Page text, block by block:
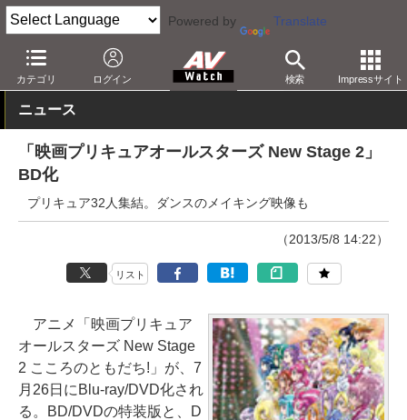
Powered by Translate
カテゴリ ログイン 検索 Impressサイト
AV Watch コンテンツ・サービス BD/DVD
ニュース
「映画プリキュアオールスターズ New Stage 2」
BD化
プリキュア32人集結。ダンスのメイキング映像も
（2013/5/8 14:22）
リスト
アニメ「映画プリキュア
オールスターズ New Stage
2 こころのともだち!」が、7
月26日にBlu-ray/DVD化され
る。BD/DVDの特装版と、D